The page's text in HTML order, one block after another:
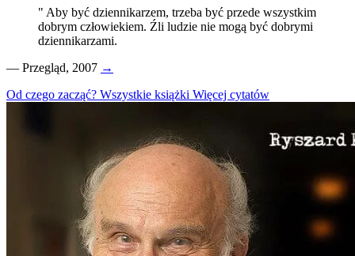
" Aby być dziennikarzem, trzeba być przede wszystkim
dobrym człowiekiem. Źli ludzie nie mogą być dobrymi
dziennikarzami.
— Przegląd, 2007 →
Od czego zacząć? Wszystkie książki Więcej cytatów